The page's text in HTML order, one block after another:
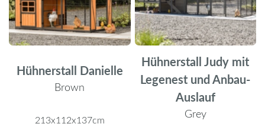
Hühnerstall Danielle
Brown
213x112x137cm
Hühnerstall Judy mit
Legenest und Anbau-
Auslauf
Grey